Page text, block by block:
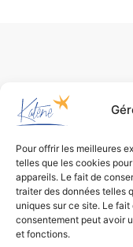
Pour offrir les meilleures
telles que les cookies
appareils. Le fait de
traiter des données telles
uniques sur ce site. Le
consentement peut avoir
et fonctions.Bureau